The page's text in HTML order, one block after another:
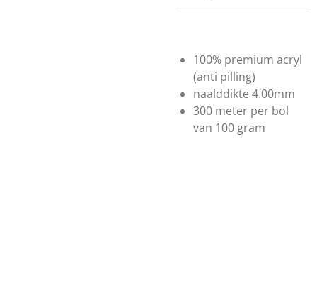
100% premium acryl
(anti pilling)
naalddikte 4.00mm
300 meter per bol
van 100 gram